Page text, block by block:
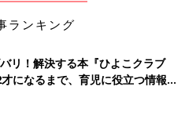
ランキング
リ！解決する本『ひよこクラブ
になるまで、育児に役立つ情報が